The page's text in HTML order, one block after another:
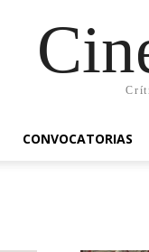
CONVOCATORIAS